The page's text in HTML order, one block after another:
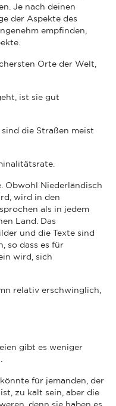
Je nach deinen
der Aspekte des
empfinden,
Orte der Welt,
ist sie gut
die Straßen meist
Obwohl Niederländisch
wird in den
als in jedem
Land. Das
und die Texte sind
so dass es für
wird, sich
relativ erschwinglich,
gibt es weniger
für jemanden, der
zu kalt sein, aber die
denn sie haben es